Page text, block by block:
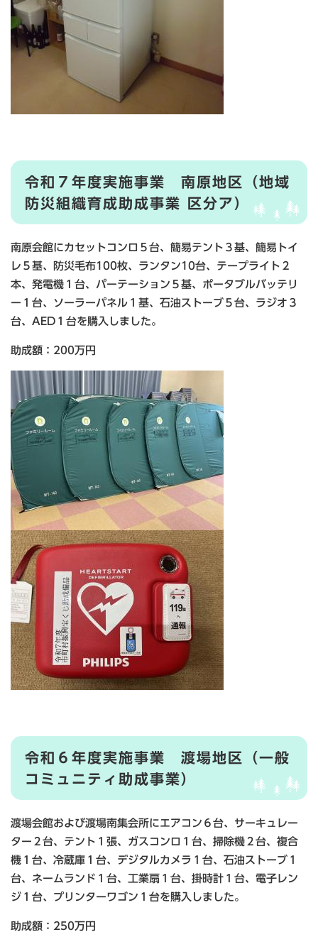
令和７年度実施事業 南原地区（地域
防災組織育成助成事業 区分ア）
南原会館にカセットコンロ５台、簡易テント３基、簡易トイ
レ５基、防災毛布100枚、ランタン10台、テープライト２
本、発電機１台、パーテーション５基、ポータブルバッテリ
ー１台、ソーラーパネル１基、石油ストーブ５台、ラジオ３
台、AED１台を購入しました。
助成額：200万円
令和６年度実施事業 渡場地区（一般
コミュニティ助成事業）
渡場会館および渡場南集会所にエアコン６台、サーキュレー
ター２台、テント１張、ガスコンロ１台、掃除機２台、複合
機１台、冷蔵庫１台、デジタルカメラ１台、石油ストーブ１
台、ネームランド１台、工業扇１台、掛時計１台、電子レン
ジ１台、プリンターワゴン１台を購入しました。
助成額：250万円